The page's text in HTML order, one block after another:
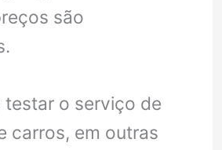
são
testar o serviço de
carros, em outras